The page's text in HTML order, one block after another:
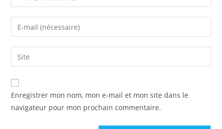
your
name
comment
Enter
your
email
address
comment
Saisir
l’URL
de
votre
(facultatif)
Enregistrer mon nom, mon e-mail et mon site dans le
navigateur pour mon prochain commentaire.